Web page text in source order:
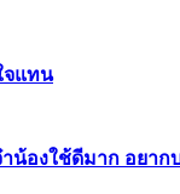
จแทน
าน้องใช้ดีมาก อยาก